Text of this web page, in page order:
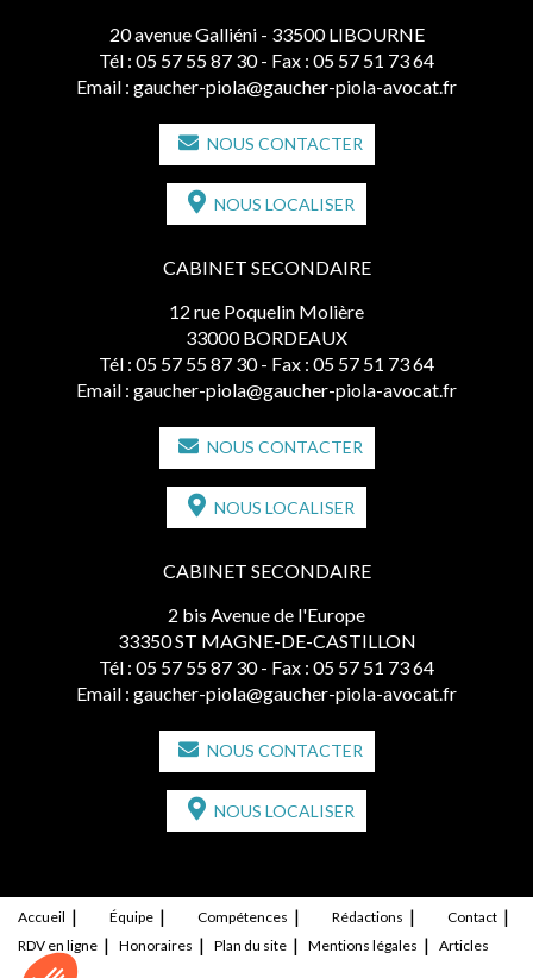
20 avenue Galliéni - 33500 LIBOURNE
Tél : 05 57 55 87 30 - Fax : 05 57 51 73 64
Email : gaucher-piola@gaucher-piola-avocat.fr
NOUS CONTACTER
NOUS LOCALISER
CABINET SECONDAIRE
12 rue Poquelin Molière
33000 BORDEAUX
Tél : 05 57 55 87 30 - Fax : 05 57 51 73 64
Email : gaucher-piola@gaucher-piola-avocat.fr
NOUS CONTACTER
NOUS LOCALISER
CABINET SECONDAIRE
2 bis Avenue de l'Europe
33350 ST MAGNE-DE-CASTILLON
Tél : 05 57 55 87 30 - Fax : 05 57 51 73 64
Email : gaucher-piola@gaucher-piola-avocat.fr
NOUS CONTACTER
NOUS LOCALISER
Accueil Équipe Compétences Rédactions
Contact
RDV en ligne
Honoraires Plan du site Mentions légales Articles